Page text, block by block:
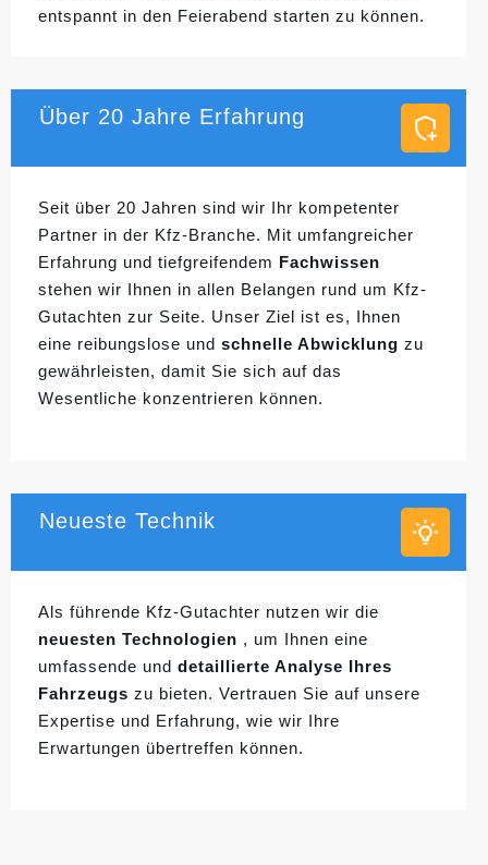
entspannt in den Feierabend starten zu können.
Über 20 Jahre Erfahrung
Seit über 20 Jahren sind wir Ihr kompetenter
Partner in der Kfz-Branche. Mit umfangreicher
Erfahrung und tiefgreifendem Fachwissen
stehen wir Ihnen in allen Belangen rund um Kfz-
Gutachten zur Seite. Unser Ziel ist es, Ihnen
eine reibungslose und schnelle Abwicklung zu
gewährleisten, damit Sie sich auf das
Wesentliche konzentrieren können.
Neueste Technik
Als führende Kfz-Gutachter nutzen wir die
neuesten Technologien , um Ihnen eine
umfassende und detaillierte Analyse Ihres
Fahrzeugs zu bieten. Vertrauen Sie auf unsere
Expertise und Erfahrung, wie wir Ihre
Erwartungen übertreffen können.